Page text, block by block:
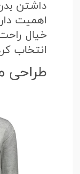
داشتن
اهمیت
خیال
انتخاب
طراحی